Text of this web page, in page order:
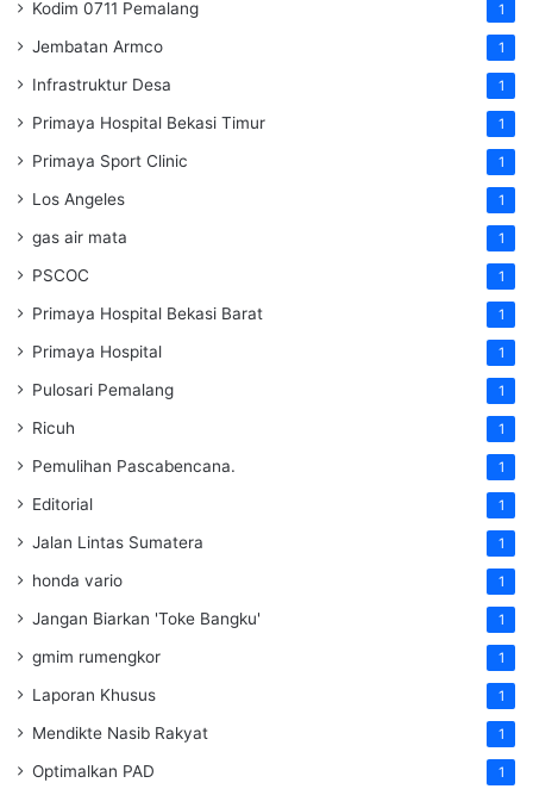
Kodim 0711 Pemalang 1
Jembatan Armco 1
Infrastruktur Desa 1
Primaya Hospital Bekasi Timur 1
Primaya Sport Clinic 1
Los Angeles 1
gas air mata 1
PSCOC 1
Primaya Hospital Bekasi Barat 1
Primaya Hospital 1
Pulosari Pemalang 1
Ricuh 1
Pemulihan Pascabencana. 1
Editorial 1
Jalan Lintas Sumatera 1
honda vario 1
Jangan Biarkan 'Toke Bangku' 1
gmim rumengkor 1
Laporan Khusus 1
Mendikte Nasib Rakyat 1
Optimalkan PAD 1